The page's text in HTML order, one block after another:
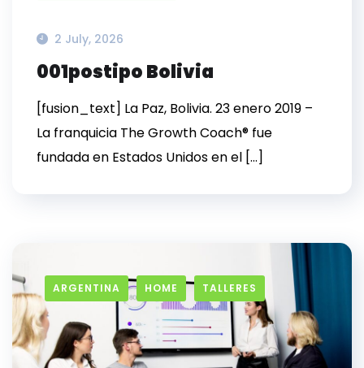
2 July, 2026
001postipo Bolivia
[fusion_text] La Paz, Bolivia. 23 enero 2019 –
La franquicia The Growth Coach® fue
fundada en Estados Unidos en el […]
ARGENTINA HOME TALLERES